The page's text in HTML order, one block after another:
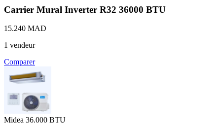
Carrier Mural Inverter R32 36000 BTU
15.240 MAD
1 vendeur
Comparer
Midea 36.000 BTU